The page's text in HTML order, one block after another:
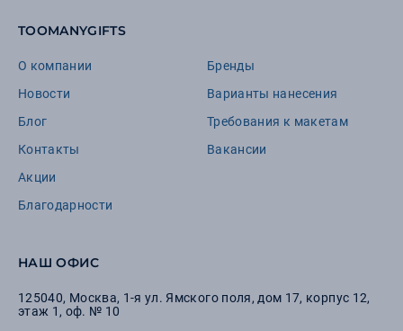
TOOMANYGIFTS
О компании
Новости
Блог
Контакты
Акции
Благодарности
Бренды
Варианты нанесения
Требования к макетам
Вакансии
НАШ ОФИС
125040, Москва, 1-я ул. Ямского поля, дом 17, корпус 12,
этаж 1, оф. № 10